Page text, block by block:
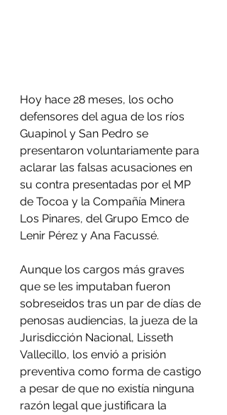
Hoy hace 28 meses, los ocho
defensores del agua de los ríos
Guapinol y San Pedro se
presentaron voluntariamente para
aclarar las falsas acusaciones en
su contra presentadas por el MP
de Tocoa y la Compañía Minera
Los Pinares, del Grupo Emco de
Lenir Pérez y Ana Facussé.
Aunque los cargos más graves
que se les imputaban fueron
sobreseidos tras un par de días de
penosas audiencias, la jueza de la
Jurisdicción Nacional, Lisseth
Vallecillo, los envió a prisión
preventiva como forma de castigo
a pesar de que no existía ninguna
razón legal que justificara la